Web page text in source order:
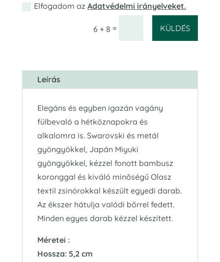
Elfogadom azAdatvédelmi irányelveket.
6 + 8 = KÜLDÉS
Leírás
Elegáns és egyben igazán vagány
fülbevaló a hétköznapokra és
alkalomra is. Swarovski és metál
gyöngyökkel, Japán Miyuki
gyöngyökkel, kézzel fonott bambusz
koronggal és kiváló minőségű Olasz
textil zsinórokkal készült egyedi darab.
Az ékszer hátulja valódi bőrrel fedett.
Minden egyes darab kézzel készített.
Méretei :
Hossza: 5,2 cm